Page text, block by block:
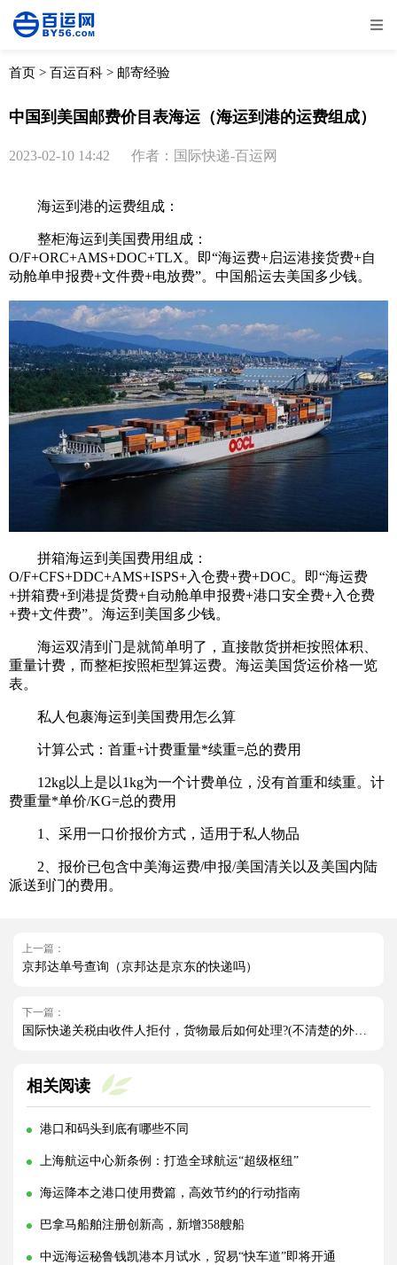
全部 物流资讯
取消 确定
首页 > 百运百科 > 邮寄经验
中国到美国邮费价目表海运（海运到港的运费组成）
2023-02-10 14:42 作者：国际快递-百运网
海运到港的运费组成：
整柜海运到美国费用组成：
O/F+ORC+AMS+DOC+TLX。即“海运费+启运港接货费+自
动舱单申报费+文件费+电放费”。中国船运去美国多少钱。
拼箱海运到美国费用组成：
O/F+CFS+DDC+AMS+ISPS+入仓费+费+DOC。即“海运费
+拼箱费+到港提货费+自动舱单申报费+港口安全费+入仓费
+费+文件费”。海运到美国多少钱。
海运双清到门是就简单明了，直接散货拼柜按照体积、
重量计费，而整柜按照柜型算运费。海运美国货运价格一览
表。
私人包裹海运到美国费用怎么算
计算公式：首重+计费重量*续重=总的费用
12kg以上是以1kg为一个计费单位，没有首重和续重。计
费重量*单价/KG=总的费用
1、采用一口价报价方式，适用于私人物品
2、报价已包含中美海运费/申报/美国清关以及美国内陆
派送到门的费用。
上一篇：
京邦达单号查询（京邦达是京东的快递吗）
下一篇：
国际快递关税由收件人拒付，货物最后如何处理?(不清楚的外贸人看过来)
相关阅读
港口和码头到底有哪些不同
上海航运中心新条例：打造全球航运“超级枢纽”
海运降本之港口使用费篇，高效节约的行动指南
巴拿马船舶注册创新高，新增358艘船
中远海运秘鲁钱凯港本月试水，贸易“快车道”即将开通